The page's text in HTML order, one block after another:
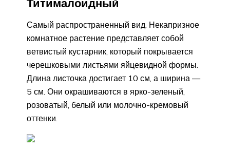
Самый распространенный вид. Некапризное
комнатное растение представляет собой
ветвистый кустарник, который покрывается
черешковыми листьями яйцевидной формы.
Длина листочка достигает 10 см, а ширина —
5 см. Они окрашиваются в ярко-зеленый,
розоватый, белый или молочно-кремовый
оттенки.